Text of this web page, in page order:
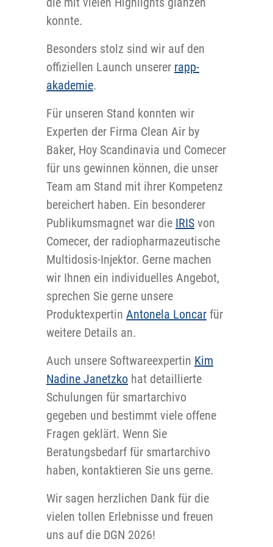
konnte.
Besonders stolz sind wir auf den
offiziellen Launch unserer rapp-
akademie.
Für unseren Stand konnten wir
Experten der Firma Clean Air by
Baker, Hoy Scandinavia und Comecer
für uns gewinnen können, die unser
Team am Stand mit ihrer Kompetenz
bereichert haben. Ein besonderer
Publikumsmagnet war die IRIS von
Comecer, der radiopharmazeutische
Multidosis-Injektor. Gerne machen
wir Ihnen ein individuelles Angebot,
sprechen Sie gerne unsere
Produktexpertin Antonela Loncar für
weitere Details an.
Auch unsere Softwareexpertin Kim
Nadine Janetzko hat detaillierte
Schulungen für smartarchivo
gegeben und bestimmt viele offene
Fragen geklärt. Wenn Sie
Beratungsbedarf für smartarchivo
haben, kontaktieren Sie uns gerne.
Wir sagen herzlichen Dank für die
vielen tollen Erlebnisse und freuen
uns auf die DGN 2026!